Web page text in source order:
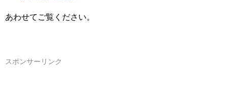
あわせてご覧ください。
スポンサーリンク